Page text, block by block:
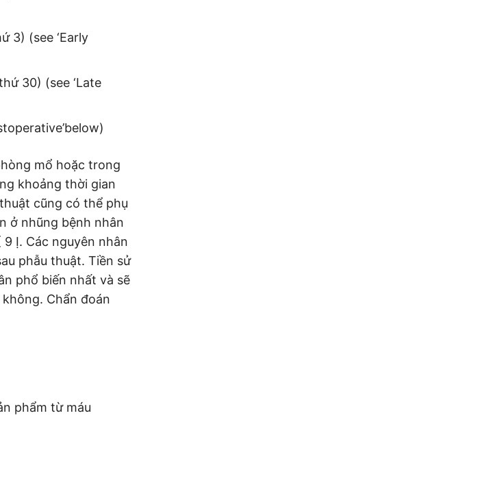
3) (see ‘Early
30) (see ‘Late
mổ hoặc trong
khoảng thời gian
cũng có thể phụ
ở nhũng bệnh nhân
Ị. Các nguyên nhân
phẫu thuật. Tiền sử
phổ biến nhất và sẽ
Chẩn đoán
phẩm từ máu